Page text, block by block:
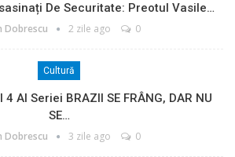
De Securitate: Preotul Vasile…
Dobrescu 2 zile ago 0
Cultură
Al Seriei BRAZII SE FRÂNG, DAR NU
SE…
Dobrescu 3 zile ago 0